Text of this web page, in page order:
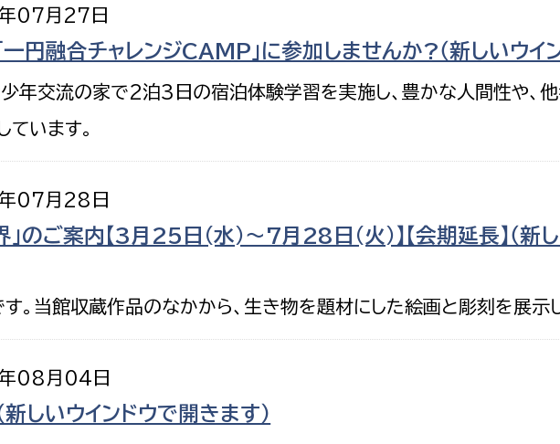
病院
市議会
者 市立総合医療センター
病院管理局：医事課
選挙管理委員会事務局
07月27日
一円融合チャレンジCAMP」に参加しませんか?（新しいウイ
年交流の家で2泊3日の宿泊体験学習を実施し、豊かな人間性や、
います。
07月28日
のご案内【3月25日(水)～7月28日(火)】【会期延長】（新
。当館収蔵作品のなかから、生き物を題材にした絵画と彫刻を展示し
08月04日
しいウインドウで開きます）